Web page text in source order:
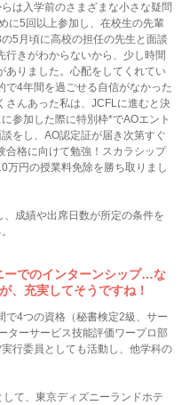
は入学前のさまざまな小さな疑問
に5回以上参加し、在校生の先輩
5月頃に高校の担任の先生と面談
行きがわからないから、少し時間
ありました。心配をしてくれてい
で4年間を過ごせる自信がなかった
さんあった私は、JCFLに進むと決
参加した際に特別枠*でAOエント
をし、AO認定証が届き次第すぐ
合格に向けて勉強！スカラシップ
万円の授業料免除を勝ち取りまし
成績や出席日数が所定の条件を
ーでのインターンシップ…な
、充実してそうですね！
で4つの資格（秘書検定2級、サー
ターサービス技能評価ワープロ部
行委員としても活動し、他学科の
て、東京ディズニーランドホテ